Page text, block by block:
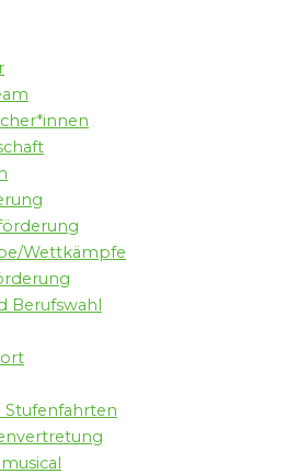
Wettkämpfe
Berufswahl
Stufenfahrten